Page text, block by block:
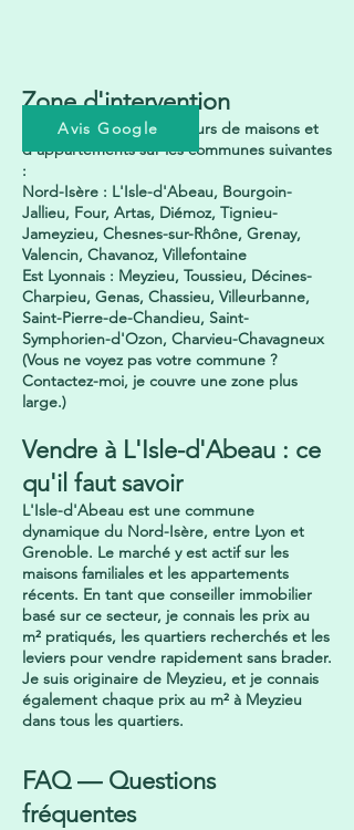
Zone d'intervention
J'accompagne les vendeurs de maisons et
d'appartements sur les communes suivantes
:
Nord-Isère : L'Isle-d'Abeau, Bourgoin-
Jallieu, Four, Artas, Diémoz, Tignieu-
Jameyzieu, Chesnes-sur-Rhône, Grenay,
Valencin, Chavanoz, Villefontaine
Est Lyonnais : Meyzieu, Toussieu, Décines-
Charpieu, Genas, Chassieu, Villeurbanne,
Saint-Pierre-de-Chandieu, Saint-
Symphorien-d'Ozon, Charvieu-Chavagneux
(Vous ne voyez pas votre commune ?
Contactez-moi, je couvre une zone plus
large.)
Vendre à L'Isle-d'Abeau : ce
qu'il faut savoir
L'Isle-d'Abeau est une commune
dynamique du Nord-Isère, entre Lyon et
Grenoble. Le marché y est actif sur les
maisons familiales et les appartements
récents. En tant que conseiller immobilier
basé sur ce secteur, je connais les prix au
m² pratiqués, les quartiers recherchés et les
leviers pour vendre rapidement sans brader.
Je suis originaire de Meyzieu, et je connais
également chaque prix au m² à Meyzieu
dans tous les quartiers.
FAQ — Questions
fréquentes
Avis Google